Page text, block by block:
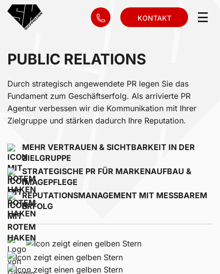
KONTAKT
PUBLIC RELATIONS
Durch strategisch angewendete PR legen Sie das
Fundament zum Geschäftserfolg. Als arrivierte PR
Agentur verbessen wir die Kommunikation mit Ihrer
Zielgruppe und stärken dadurch Ihre Reputation.
MEHR VERTRAUEN & SICHTBARKEIT IN DER
ZIELGRUPPE
STRATEGISCHE PR FÜR MARKENAUFBAU &
IMAGEPFLEGE
REPUTATIONSMANAGEMENT MIT MESSBAREM
ERFOLG